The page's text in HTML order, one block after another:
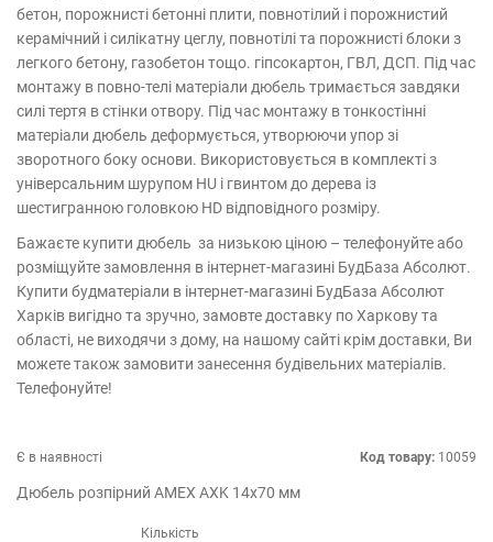
бетон, порожнисті бетонні плити, повнотілий і порожнистий
керамічний і силікатну цеглу, повнотілі та порожнисті блоки з
легкого бетону, газобетон тощо. гіпсокартон, ГВЛ, ДСП. Під час
монтажу в повно-телі матеріали дюбель тримається завдяки
силі тертя в стінки отвору. Під час монтажу в тонкостінні
матеріали дюбель деформується, утворюючи упор зі
зворотного боку основи. Використовується в комплекті з
універсальним шурупом HU і гвинтом до дерева із
шестигранною головкою HD відповідного розміру.
Бажаєте купити дюбель за низькою ціною – телефонуйте або
розміщуйте замовлення в інтернет-магазині БудБаза Абсолют.
Купити будматеріали в інтернет-магазині БудБаза Абсолют
Харків вигідно та зручно, замовте доставку по Харкову та
області, не виходячи з дому, на нашому сайті крім доставки, Ви
можете також замовити занесення будівельних матеріалів.
Телефонуйте!
Є в наявності Код товару: 10059
Дюбель розпірний AMEX AXK 14x70 мм
Кількість